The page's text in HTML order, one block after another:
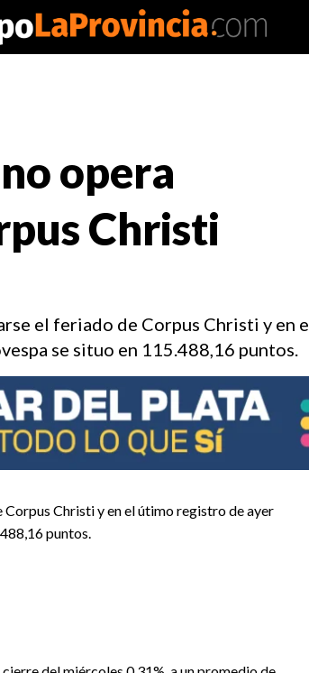
opera
Christi
el feriado de Corpus Christi y en
se situo en 115.488,16 puntos.
Christi y en el útimo registro de ayer
puntos.